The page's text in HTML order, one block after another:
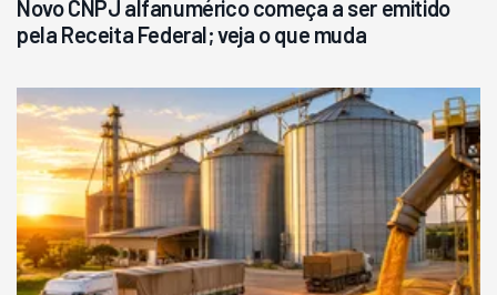
Novo CNPJ alfanumérico começa a ser emitido
pela Receita Federal; veja o que muda